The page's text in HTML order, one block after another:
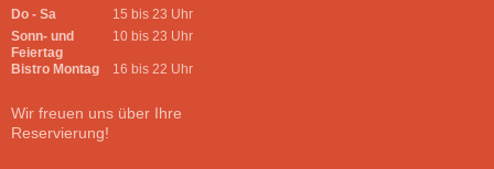
Do - Sa
15 bis 23 Uhr
Sonn- und
Feiertag
10 bis 23 Uhr
Bistro Montag 16 bis 22 Uhr
Wir freuen uns über Ihre
Reservierung!